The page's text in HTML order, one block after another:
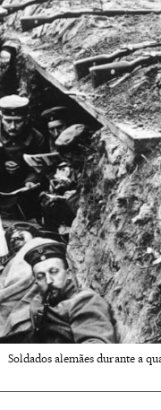
Soldados alemães durante a